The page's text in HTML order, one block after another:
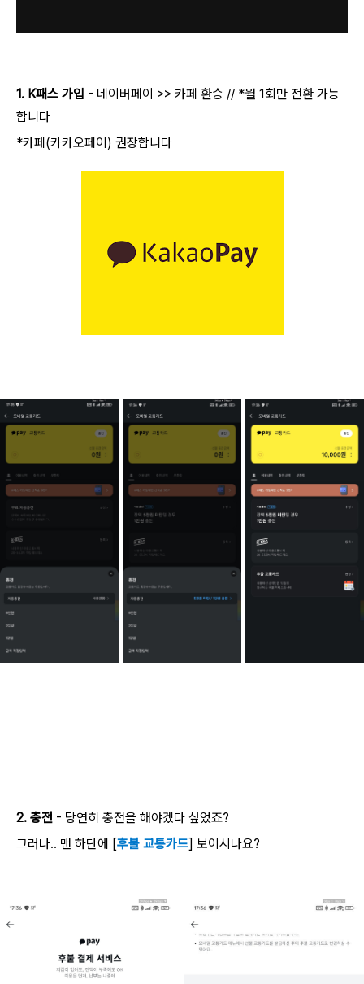
1. K패스 가입 - 네이버페이 >> 카페 환승 // *월 1회만 전환 가능
합니다
*카페(카카오페이) 권장합니다
2. 충전 - 당연히 충전을 해야겠다 싶었죠?
그러나.. 맨 하단에 [후불 교통카드] 보이시나요?